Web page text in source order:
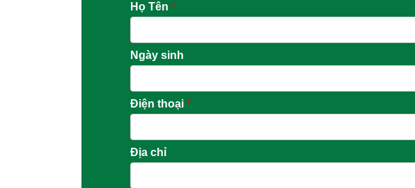
Họ Tên *
Ngày sinh
Điện thoại *
Địa chỉ